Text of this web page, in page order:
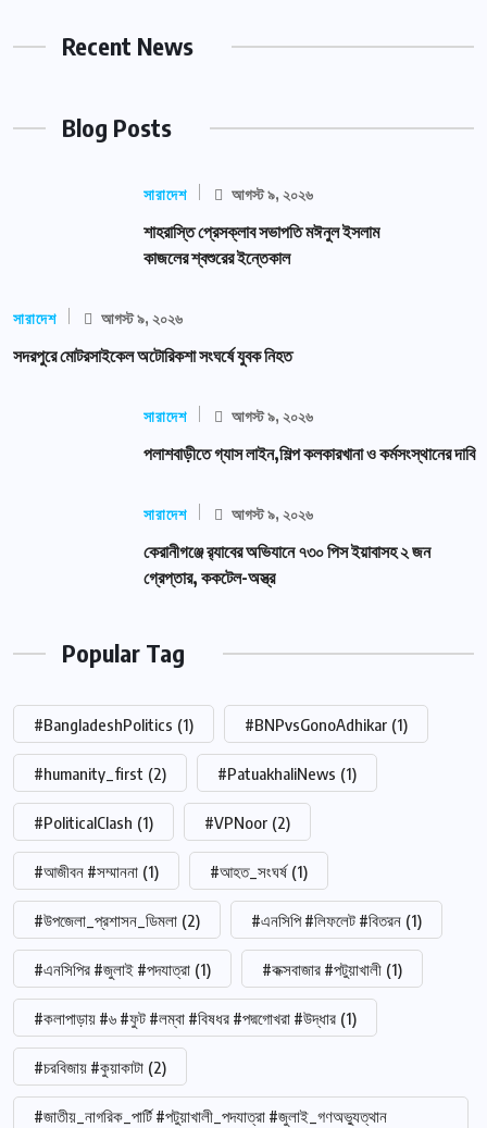
Recent News
Blog Posts
সারাদেশ আগস্ট ৯, ২০২৬
শাহরাস্তি প্রেসক্লাব সভাপতি মঈনুল ইসলাম
কাজলের শ্বশুরের ইন্তেকাল
সারাদেশ আগস্ট ৯, ২০২৬
সদরপুরে মোটরসাইকেল অটোরিকশা সংঘর্ষে যুবক নিহত
সারাদেশ আগস্ট ৯, ২০২৬
পলাশবাড়ীতে গ্যাস লাইন,শিল্প কলকারখানা ও কর্মসংস্থানের দাবি
সারাদেশ আগস্ট ৯, ২০২৬
কেরানীগঞ্জে র‍্যাবের অভিযানে ৭৩০ পিস ইয়াবাসহ ২ জন
গ্রেপ্তার, ককটেল-অস্ত্র
Popular Tag
#BangladeshPolitics (1) #BNPvsGonoAdhikar (1)
#humanity_first (2) #PatuakhaliNews (1)
#PoliticalClash (1) #VPNoor (2)
#আজীবন #সম্মাননা (1) #আহত_সংঘর্ষ (1)
#উপজেলা_প্রশাসন_ডিমলা (2) #এনসিপি #লিফলেট #বিতরন (1)
#এনসিপির #জুলাই #পদযাত্রা (1) #কক্সবাজার #পটুয়াখালী (1)
#কলাপাড়ায় #৬ #ফুট #লম্বা #বিষধর #পদ্মগোখরা #উদ্ধার (1)
#চরবিজায় #কুয়াকাটা (2)
#জাতীয়_নাগরিক_পার্টি #পটুয়াখালী_পদযাত্রা #জুলাই_গণঅভ্যুত্থান